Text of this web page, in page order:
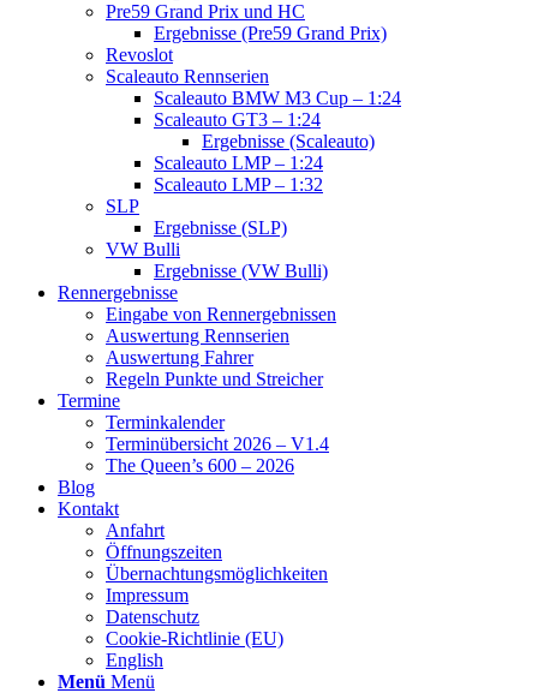
Pre59 Grand Prix und HC
Ergebnisse (Pre59 Grand Prix)
Revoslot
Scaleauto Rennserien
Scaleauto BMW M3 Cup – 1:24
Scaleauto GT3 – 1:24
Ergebnisse (Scaleauto)
Scaleauto LMP – 1:24
Scaleauto LMP – 1:32
SLP
Ergebnisse (SLP)
VW Bulli
Ergebnisse (VW Bulli)
Rennergebnisse
Eingabe von Rennergebnissen
Auswertung Rennserien
Auswertung Fahrer
Regeln Punkte und Streicher
Termine
Terminkalender
Terminübersicht 2026 – V1.4
The Queen’s 600 – 2026
Blog
Kontakt
Anfahrt
Öffnungszeiten
Übernachtungsmöglichkeiten
Impressum
Datenschutz
Cookie-Richtlinie (EU)
English
Menü Menü